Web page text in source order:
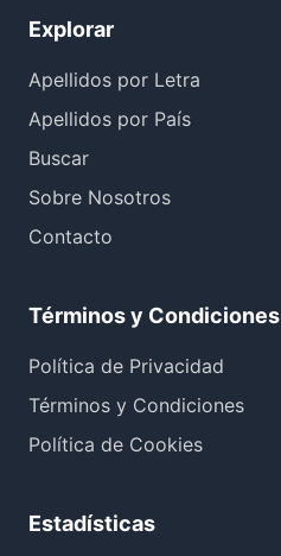
Explorar
Apellidos por Letra
Apellidos por País
Buscar
Sobre Nosotros
Contacto
Términos y Condiciones
Política de Privacidad
Términos y Condiciones
Política de Cookies
Estadísticas